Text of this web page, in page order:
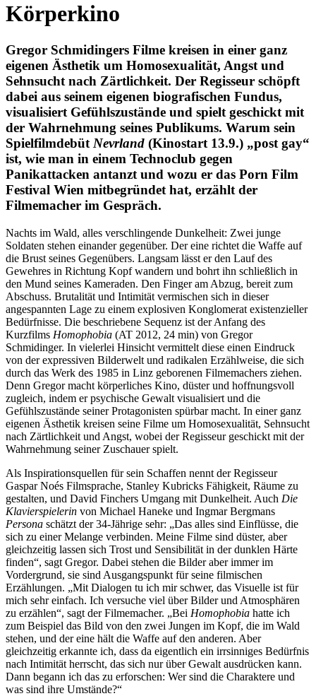
Körperkino
Gregor Schmidingers Filme kreisen in einer ganz
eigenen Ästhetik um Homosexualität, Angst und
Sehnsucht nach Zärtlichkeit. Der Regisseur schöpft
dabei aus seinem eigenen biografischen Fundus,
visualisiert Gefühlszustände und spielt geschickt mit
der Wahrnehmung seines Publikums. Warum sein
Spielfilmdebüt Nevrland (Kinostart 13.9.) „post gay“
ist, wie man in einem Technoclub gegen
Panikattacken antanzt und wozu er das Porn Film
Festival Wien mitbegründet hat, erzählt der
Filmemacher im Gespräch.
Nachts im Wald, alles verschlingende Dunkelheit: Zwei junge
Soldaten stehen einander gegenüber. Der eine richtet die Waffe auf
die Brust seines Gegenübers. Langsam lässt er den Lauf des
Gewehres in Richtung Kopf wandern und bohrt ihn schließlich in
den Mund seines Kameraden. Den Finger am Abzug, bereit zum
Abschuss. Brutalität und Intimität vermischen sich in dieser
angespannten Lage zu einem explosiven Konglomerat existenzieller
Bedürfnisse. Die beschriebene Sequenz ist der Anfang des
Kurzfilms Homophobia (AT 2012, 24 min) von Gregor
Schmidinger. In vielerlei Hinsicht vermittelt diese einen Eindruck
von der expressiven Bilderwelt und radikalen Erzählweise, die sich
durch das Werk des 1985 in Linz geborenen Filmemachers ziehen.
Denn Gregor macht körperliches Kino, düster und hoffnungsvoll
zugleich, indem er psychische Gewalt visualisiert und die
Gefühlszustände seiner Protagonisten spürbar macht. In einer ganz
eigenen Ästhetik kreisen seine Filme um Homosexualität, Sehnsucht
nach Zärtlichkeit und Angst, wobei der Regisseur geschickt mit der
Wahrnehmung seiner Zuschauer spielt.
Als Inspirationsquellen für sein Schaffen nennt der Regisseur
Gaspar Noés Filmsprache, Stanley Kubricks Fähigkeit, Räume zu
gestalten, und David Finchers Umgang mit Dunkelheit. Auch Die
Klavierspielerin von Michael Haneke und Ingmar Bergmans
Persona schätzt der 34-Jährige sehr: „Das alles sind Einflüsse, die
sich zu einer Melange verbinden. Meine Filme sind düster, aber
gleichzeitig lassen sich Trost und Sensibilität in der dunklen Härte
finden“, sagt Gregor. Dabei stehen die Bilder aber immer im
Vordergrund, sie sind Ausgangspunkt für seine filmischen
Erzählungen. „Mit Dialogen tu ich mir schwer, das Visuelle ist für
mich sehr einfach. Ich versuche viel über Bilder und Atmosphären
zu erzählen“, sagt der Filmemacher. „Bei Homophobia hatte ich
zum Beispiel das Bild von den zwei Jungen im Kopf, die im Wald
stehen, und der eine hält die Waffe auf den anderen. Aber
gleichzeitig erkannte ich, dass da eigentlich ein irrsinniges Bedürfnis
nach Intimität herrscht, das sich nur über Gewalt ausdrücken kann.
Dann begann ich das zu erforschen: Wer sind die Charaktere und
was sind ihre Umstände?“